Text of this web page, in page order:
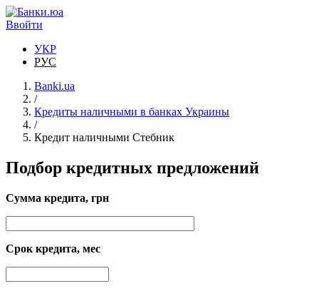
Перейти к основному содержанию
Ввойти
УКР
РУС
Banki.ua
/
Кредиты наличными в банках Украины
/
Кредит наличными Стебник
Подбор кредитных предложений
Сумма кредита, грн
Срок кредита, мес